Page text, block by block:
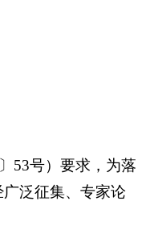
53号）要求，为落
泛征集、专家论